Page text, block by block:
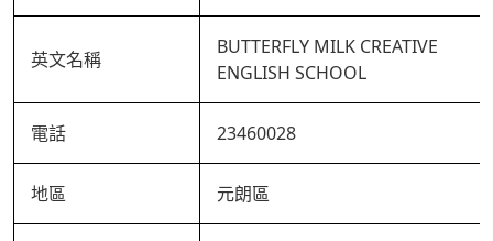
英文名稱
BUTTERFLY MILK CREATIVE
ENGLISH SCHOOL
電話 23460028
地區 元朗區